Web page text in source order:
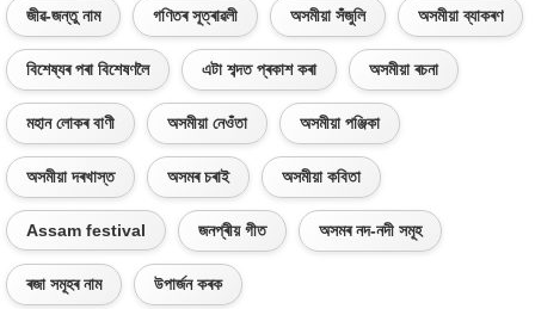
জীৱ-জন্তু নাম গণিতৰ সূত্ৰাৱলী অসমীয়া সঁজুলি অসমীয়া ব্যাকৰণ
বিশেষ্যৰ পৰা বিশেষণলৈ এটা শব্দত প্ৰকাশ কৰা অসমীয়া ৰচনা
মহান লোকৰ বাণী অসমীয়া নেওঁতা অসমীয়া পঞ্জিকা
অসমীয়া দৰখাস্ত অসমৰ চৰাই অসমীয়া কবিতা
Assam festival জনপ্ৰীয় গীত অসমৰ নদ-নদী সমূহ
ৰজা সমূহৰ নাম উপাৰ্জন কৰক